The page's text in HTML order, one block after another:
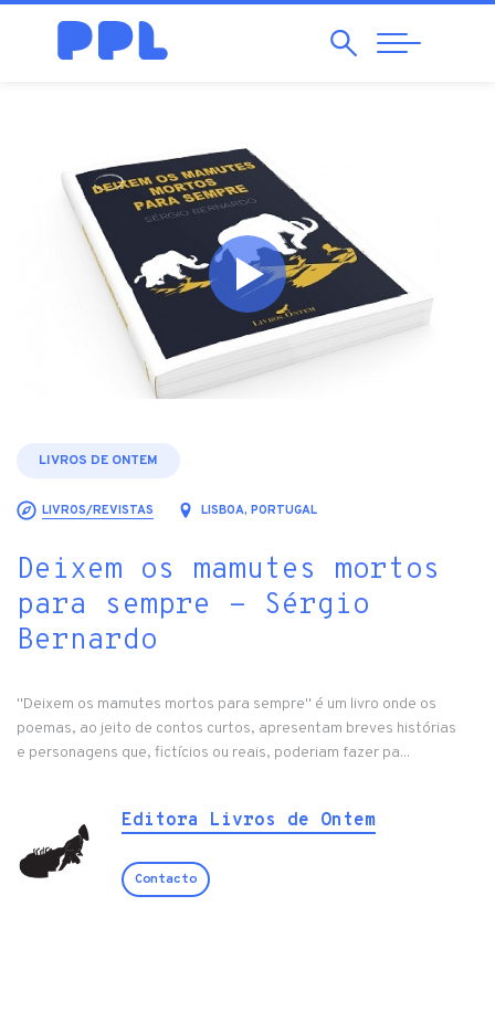
Pesquisar
Abrir
Navegação
LIVROS DE ONTEM
LIVROS/REVISTAS LISBOA, PORTUGAL
Deixem os mamutes mortos
para sempre - Sérgio
Bernardo
"Deixem os mamutes mortos para sempre" é um livro onde os
poemas, ao jeito de contos curtos, apresentam breves histórias
e personagens que, fictícios ou reais, poderiam fazer pa...
Editora Livros de Ontem
Contacto